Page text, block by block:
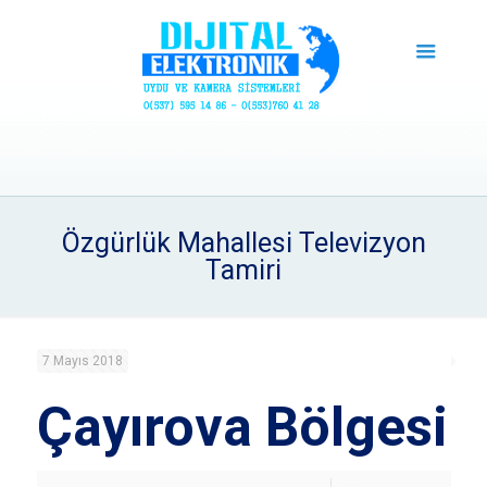
Özgürlük Mahallesi Televizyon
Tamiri
7 Mayıs 2018
Çayırova Bölgesi